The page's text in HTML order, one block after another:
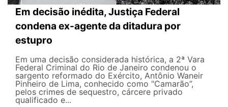
Em decisão inédita, Justiça Federal
condena ex-agente da ditadura por
estupro
Em uma decisão considerada histórica, a 2ª Vara
Federal Criminal do Rio de Janeiro condenou o
sargento reformado do Exército, Antônio Waneir
Pinheiro de Lima, conhecido como "Camarão”,
pelos crimes de sequestro, cárcere privado
qualificado e...